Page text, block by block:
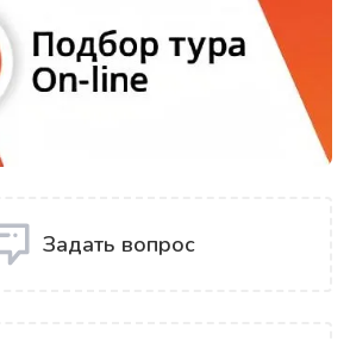
Задать вопрос